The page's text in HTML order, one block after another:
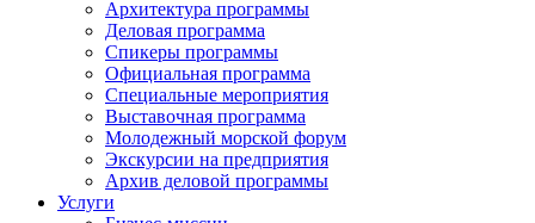
Архитектура программы
Деловая программа
Спикеры программы
Официальная программа
Специальные мероприятия
Выставочная программа
Молодежный морской форум
Экскурсии на предприятия
Архив деловой программы
Услуги